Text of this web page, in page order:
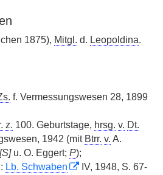
1875), Mitgl. d. Leopoldina.
f. Vermessungswesen 28, 1899
z. 100. Geburtstage, hrsg. v. Dt.
1942 (mit Btrr. v. A.
[S]u. O. Eggert; P);
Lb. Schwaben
IV, 1948, S. 67-